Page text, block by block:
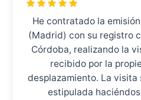
He contratado la
(Madrid) con su registro
Córdoba, realizando la
recibido por la
desplazamiento. La visita
estipulada